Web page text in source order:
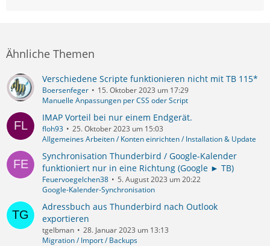
Ähnliche Themen
Verschiedene Scripte funktionieren nicht mit TB 115*
Boersenfeger
15. Oktober 2023 um 17:29
Manuelle Anpassungen per CSS oder Script
IMAP Vorteil bei nur einem Endgerät.
floh93
25. Oktober 2023 um 15:03
Allgemeines Arbeiten / Konten einrichten / Installation & Update
Synchronisation Thunderbird / Google-Kalender
funktioniert nur in eine Richtung (Google ► TB)
Feuervoegelchen38
5. August 2023 um 20:22
Google-Kalender-Synchronisation
Adressbuch aus Thunderbird nach Outlook
exportieren
tgelbman
28. Januar 2023 um 13:13
Migration / Import / Backups